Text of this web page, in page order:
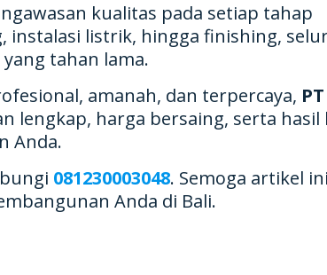
kualitas pada setiap tahap
instalasi listrik, hingga finishing,
tahan lama.
amanah, dan terpercaya, PT
lengkap, harga bersaing, serta hasil
Anda.
081230003048. Semoga artikel ini
Anda di Bali.